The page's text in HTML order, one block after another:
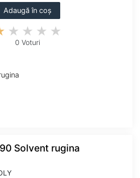
Adaugă în coș
0 Voturi
Solvent rugina